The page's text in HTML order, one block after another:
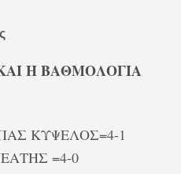
Η ΒΑΘΜΟΛΟΓΙΑ
ΚΥΨΕΛΟΣ=4-1
=4-0